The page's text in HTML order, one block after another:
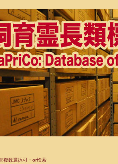
複数選択可・or検索